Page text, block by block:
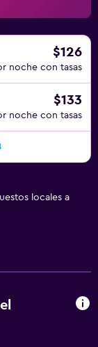
$126
noche con tasas
$133
noche con tasas
locales a